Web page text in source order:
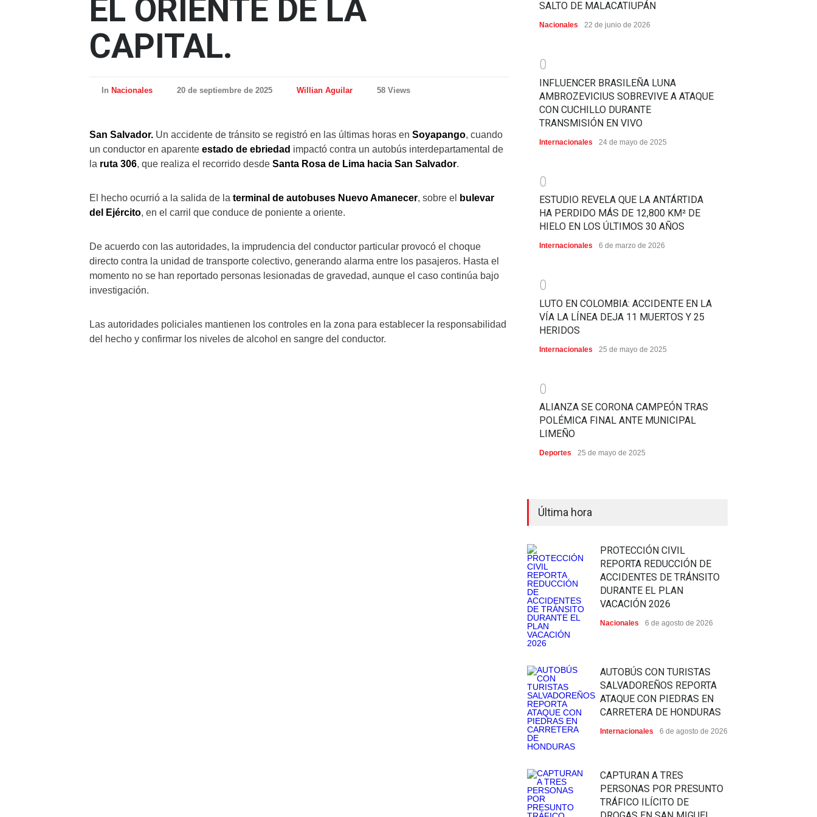
EL ORIENTE DE LA
CAPITAL.
In Nacionales 20 de septiembre de 2025 Willian Aguilar 58 Views
San Salvador. Un accidente de tránsito se registró en las últimas horas en Soyapango, cuando
un conductor en aparente estado de ebriedad impactó contra un autobús interdepartamental de
la ruta 306, que realiza el recorrido desde Santa Rosa de Lima hacia San Salvador.
El hecho ocurrió a la salida de la terminal de autobuses Nuevo Amanecer, sobre el
bulevar
del Ejército, en el carril que conduce de poniente a oriente.
De acuerdo con las autoridades, la imprudencia del conductor particular provocó el choque
directo contra la unidad de transporte colectivo, generando alarma entre los pasajeros. Hasta el
momento no se han reportado personas lesionadas de gravedad, aunque el caso continúa bajo
investigación.
Las autoridades policiales mantienen los controles en la zona para establecer la responsabilidad
del hecho y confirmar los niveles de alcohol en sangre del conductor.
SALTO DE MALACATIUPÁN
Nacionales 22 de junio de 2026
0
INFLUENCER BRASILEÑA LUNA
AMBROZEVICIUS SOBREVIVE A ATAQUE
CON CUCHILLO DURANTE
TRANSMISIÓN EN VIVO
Internacionales 24 de mayo de 2025
0
ESTUDIO REVELA QUE LA ANTÁRTIDA
HA PERDIDO MÁS DE 12,800 KM² DE
HIELO EN LOS ÚLTIMOS 30 AÑOS
Internacionales 6 de marzo de 2026
0
LUTO EN COLOMBIA: ACCIDENTE EN LA
VÍA LA LÍNEA DEJA 11 MUERTOS Y 25
HERIDOS
Internacionales 25 de mayo de 2025
0
ALIANZA SE CORONA CAMPEÓN TRAS
POLÉMICA FINAL ANTE MUNICIPAL
LIMEÑO
Deportes 25 de mayo de 2025
Última hora
PROTECCIÓN CIVIL
REPORTA REDUCCIÓN DE
ACCIDENTES DE TRÁNSITO
DURANTE EL PLAN
VACACIÓN 2026
Nacionales 6 de agosto de 2026
AUTOBÚS CON TURISTAS
SALVADOREÑOS REPORTA
ATAQUE CON PIEDRAS EN
CARRETERA DE HONDURAS
Internacionales 6 de agosto de 2026
CAPTURAN A TRES
PERSONAS POR PRESUNTO
TRÁFICO ILÍCITO DE